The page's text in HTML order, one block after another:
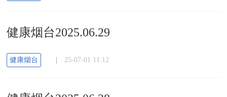
健康烟台2025.06.29
健康烟台 |25-07-01 11:12